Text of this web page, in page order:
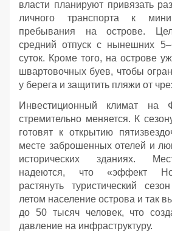
власти планируют привязать
личного транспорта к
пребывания на острове.
средний отпуск с нынешних
суток. Кроме того, на острове
швартовочных буев, чтобы
у берега и защитить пляжи от
Инвестиционный климат на
стремительно меняется. К
готовят к открытию
месте заброшенных отелей и
исторических зданиях.
надеются, что «эффект
растянуть туристический
летом население острова и так
до 50 тысяч человек, что
давление на инфраструктуру.